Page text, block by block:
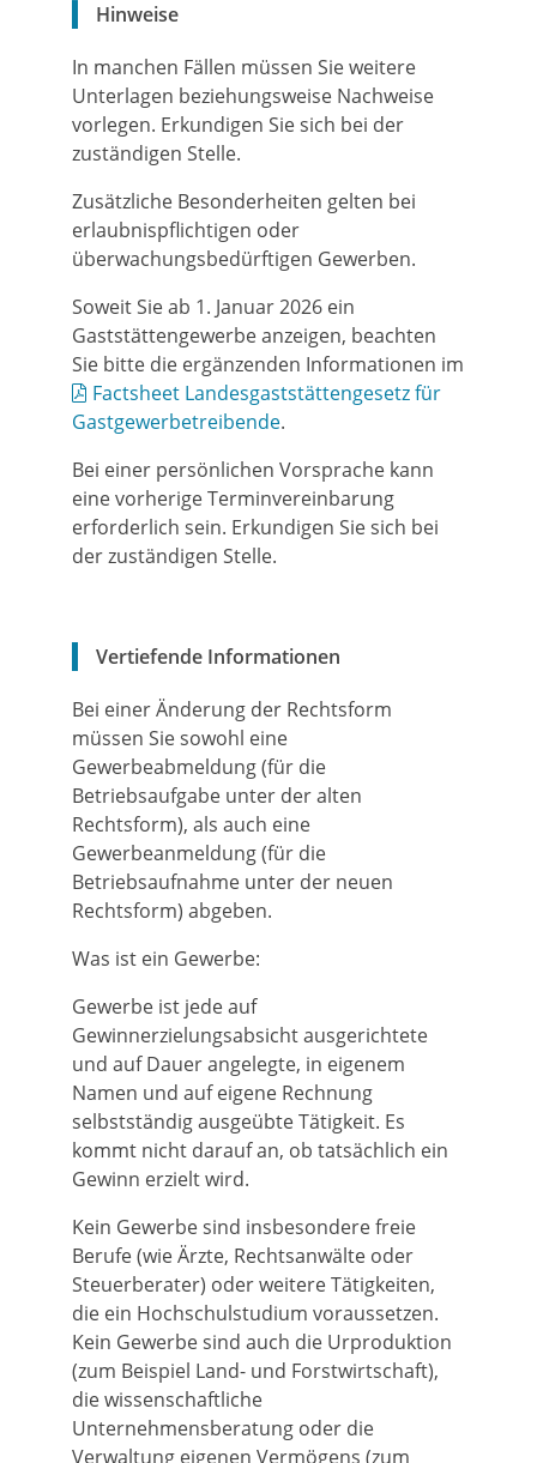
Hinweise
In manchen Fällen müssen Sie weitere
Unterlagen beziehungsweise Nachweise
vorlegen. Erkundigen Sie sich bei der
zuständigen Stelle.
Zusätzliche Besonderheiten gelten bei
erlaubnispflichtigen oder
überwachungsbedürftigen Gewerben.
Soweit Sie ab 1. Januar 2026 ein
Gaststättengewerbe anzeigen, beachten
Sie bitte die ergänzenden Informationen im
Factsheet Landesgaststättengesetz für
Gastgewerbetreibende.
Bei einer persönlichen Vorsprache kann
eine vorherige Terminvereinbarung
erforderlich sein. Erkundigen Sie sich bei
der zuständigen Stelle.
Vertiefende Informationen
Bei einer Änderung der Rechtsform
müssen Sie sowohl eine
Gewerbeabmeldung (für die
Betriebsaufgabe unter der alten
Rechtsform), als auch eine
Gewerbeanmeldung (für die
Betriebsaufnahme unter der neuen
Rechtsform) abgeben.
Was ist ein Gewerbe:
Gewerbe ist jede auf
Gewinnerzielungsabsicht ausgerichtete
und auf Dauer angelegte, in eigenem
Namen und auf eigene Rechnung
selbstständig ausgeübte Tätigkeit. Es
kommt nicht darauf an, ob tatsächlich ein
Gewinn erzielt wird.
Kein Gewerbe sind insbesondere freie
Berufe (wie Ärzte, Rechtsanwälte oder
Steuerberater) oder weitere Tätigkeiten,
die ein Hochschulstudium voraussetzen.
Kein Gewerbe sind auch die Urproduktion
(zum Beispiel Land- und Forstwirtschaft),
die wissenschaftliche
Unternehmensberatung oder die
Verwaltung eigenen Vermögens (zum